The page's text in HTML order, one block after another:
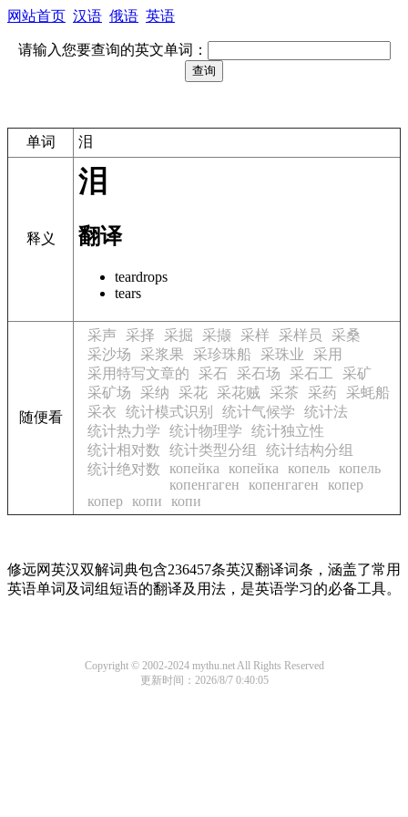
网站首页 汉语 俄语 英语
请输入您要查询的英文单词：
单词 泪
释义
泪
翻译
teardrops
tears
随便看
采声 采择 采掘 采撷 采样 采样员
采桑
采沙场
采浆果 采珍珠船 采珠业
采用
采用特写文章的
采石 采石场 采石工
采矿
采矿场
采纳 采花 采花贼 采茶 采药
采蚝船
采衣
统计模式识别 统计气候学
统计法
统计热力学
统计物理学
统计独立性
统计相对数
统计类型分组
统计结构分组
统计绝对数
копейка копейка копель копель
копенгаген
копенгаген
копер
копер копи копи
修远网英汉双解词典包含236457条英汉翻译词条，涵盖了常用
英语单词及词组短语的翻译及用法，是英语学习的必备工具。
Copyright © 2002-2024 mythu.net All Rights Reserved
更新时间：2026/8/7 0:40:05